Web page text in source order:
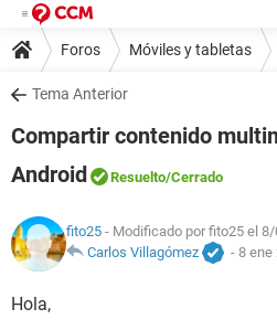
Foros Móviles y tabletas
Tema Anterior
Compartir contenido
Android
Resuelto/Cerrado
fito25 - Modificado por fito25 el
Carlos Villagómez
- 8 ene
Hola,